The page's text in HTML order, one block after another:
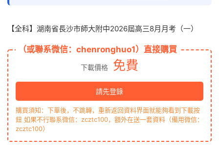
【全科】湖南省長沙市師大附中2026屆高三8月月考（一）
（或聯系微信：chenronghuo1）直接購買
下載價格 免費
請先登錄
購買須知：下單後，不跳轉，重新返回資料界面就能夠看到下載按
鈕 如果不行聯系微信：zcztc100，額外在送一套資料（備用微信：
zcztc100）